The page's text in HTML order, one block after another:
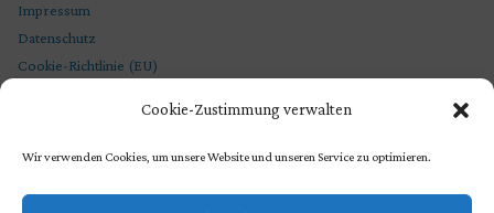
Cookie-Zustimmung verwalten
Wir verwenden Cookies, um unsere Website und unseren Service zu optimieren.
Impressum
Datenschutz
Cookie-Richtlinie (EU)